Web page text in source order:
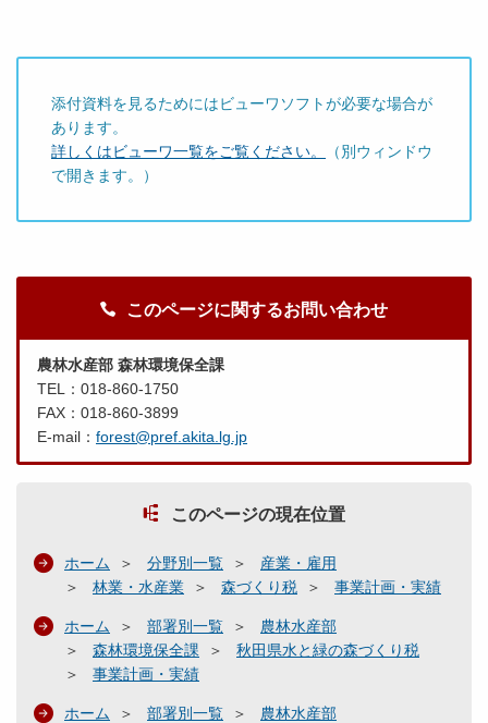
添付資料を見るためにはビューワソフトが必要な場合が
あります。
詳しくはビューワ一覧をご覧ください。
（別ウィンドウ
で開きます。）
このページに関するお問い合わせ
農林水産部 森林環境保全課
TEL：018-860-1750
FAX：018-860-3899
E-mail： forest@pref.akita.lg.jp
このページの現在位置
ホーム 分野別一覧
産業・雇用
林業・水産業
森づくり税 事業計画・実績
ホーム 部署別一覧
農林水産部
森林環境保全課
秋田県水と緑の森づくり税
事業計画・実績
ホーム 部署別一覧
農林水産部